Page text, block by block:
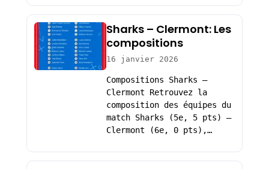
Sharks – Clermont: Les
compositions
16 janvier 2026
Compositions Sharks –
Clermont Retrouvez la
composition des équipes du
match Sharks (5e, 5 pts) –
Clermont (6e, 0 pts),…